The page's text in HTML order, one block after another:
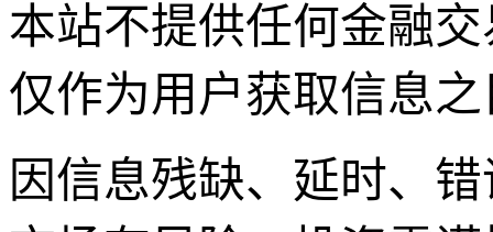
本站不提供任何金融
仅作为用户获取信息
因信息残缺、延时、